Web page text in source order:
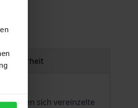
Finden sich vereinzelte